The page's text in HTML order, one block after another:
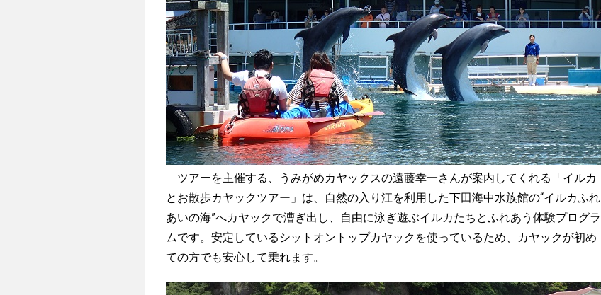
ツアーを主催する、うみがめカヤックスの遠藤幸一さんが案内してくれる「イルカ
とお散歩カヤックツアー」は、自然の入り江を利用した下田海中水族館の“イルカふれ
あいの海”へカヤックで漕ぎ出し、自由に泳ぎ遊ぶイルカたちとふれあう体験プログラ
ムです。安定しているシットオントップカヤックを使っているため、カヤックが初め
ての方でも安心して乗れます。